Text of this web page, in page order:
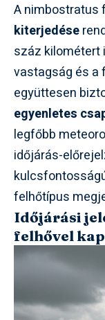
A nimbostratus
kiterjedése
száz kilométert
vastagság és a
együttesen
egyenletes
legfőbb
időjárás-
felhőtípus
Időjárási
felhővel